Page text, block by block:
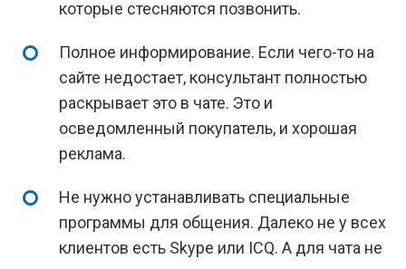
которые стесняются позвонить.
Полное информирование. Если чего-то на
сайте недостает, консультант полностью
раскрывает это в чате. Это и
осведомленный покупатель, и хорошая
реклама.
Не нужно устанавливать специальные
программы для общения. Далеко не у всех
клиентов есть Skype или ICQ. А для чата не